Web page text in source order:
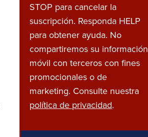
STOP para cancelar la
suscripción. Responda HELP
para obtener ayuda. No
compartiremos su información
móvil con terceros con fines
promocionales o de
marketing. Consulte nuestra
política de privacidad.